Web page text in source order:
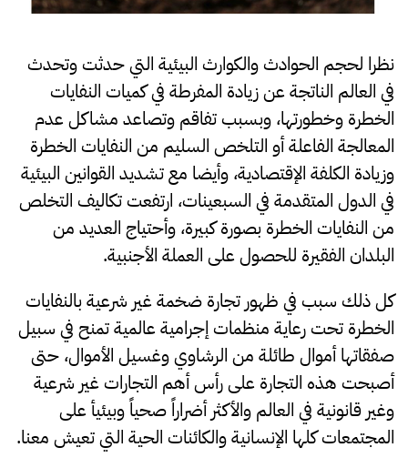
نظرا لحجم الحوادث والكوارث البيئية التي حدثت وتحدث
في العالم الناتجة عن زيادة المفرطة في كميات النفايات
الخطرة وخطورتها، وبسبب تفاقم وتصاعد مشاكل عدم
المعالجة الفاعلة أو التلخص السليم من النفايات الخطرة
وزيادة الكلفة الإقتصادية، وأيضا مع تشديد القوانين البيئية
في الدول المتقدمة في السبعينات، ارتفعت تكاليف التخلص
من النفايات الخطرة بصورة كبيرة، وأحتياج العديد من
البلدان الفقيرة للحصول على العملة الأجنبية.
كل ذلك سبب في ظهور تجارة ضخمة غير شرعية بالنفايات
الخطرة تحت رعاية منظمات إجرامية عالمية تمنح في سبيل
صفقاتها أموال طائلة من الرشاوي وغسيل الأموال، حتى
أصبحت هذه التجارة على رأس أهم التجارات غير شرعية
وغير قانونية في العالم والأكثر أضراراً صحياً وبيئيأ على
المجتمعات كلها الإنسانية والكائنات الحية التي تعيش معنا.